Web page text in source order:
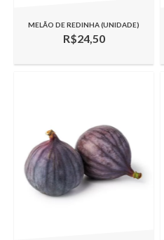
MELÃO DE REDINHA (UNIDADE)
R$24,50